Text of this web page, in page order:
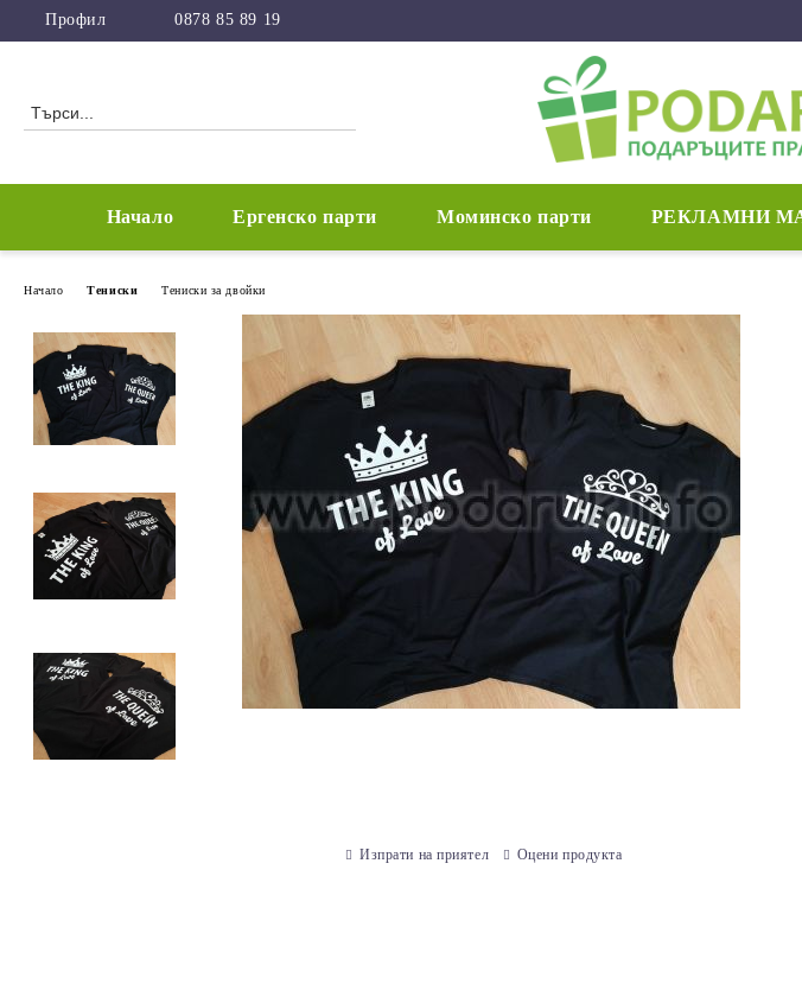
Профил 0878 85 89 19
Начало Ергенско парти Моминско парти РЕКЛАМНИ
Начало Тениски Тениски за двойки
Изпрати на приятел Оцени продукта